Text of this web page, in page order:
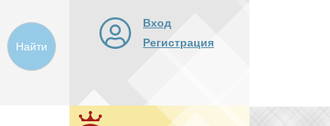
Найти
Вход
Регистрация